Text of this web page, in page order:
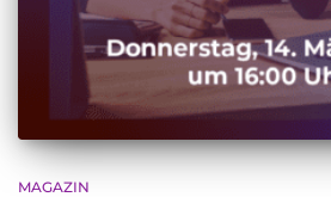
MAGAZIN